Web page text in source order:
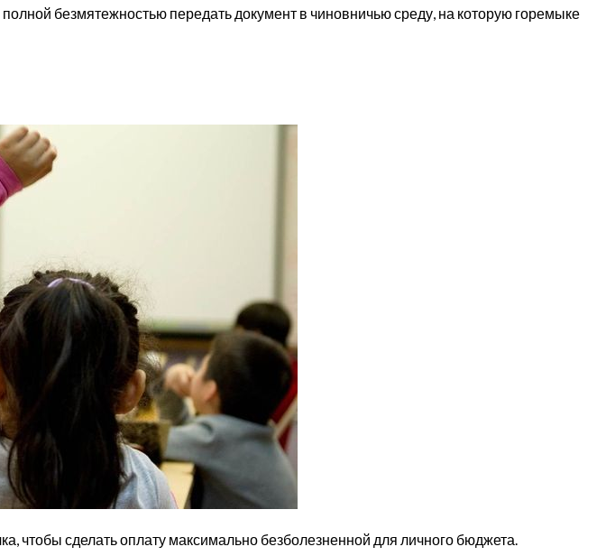
безмятежностью передать документ в чиновничью среду, на которую горемыке
чтобы сделать оплату максимально безболезненной для личного бюджета.